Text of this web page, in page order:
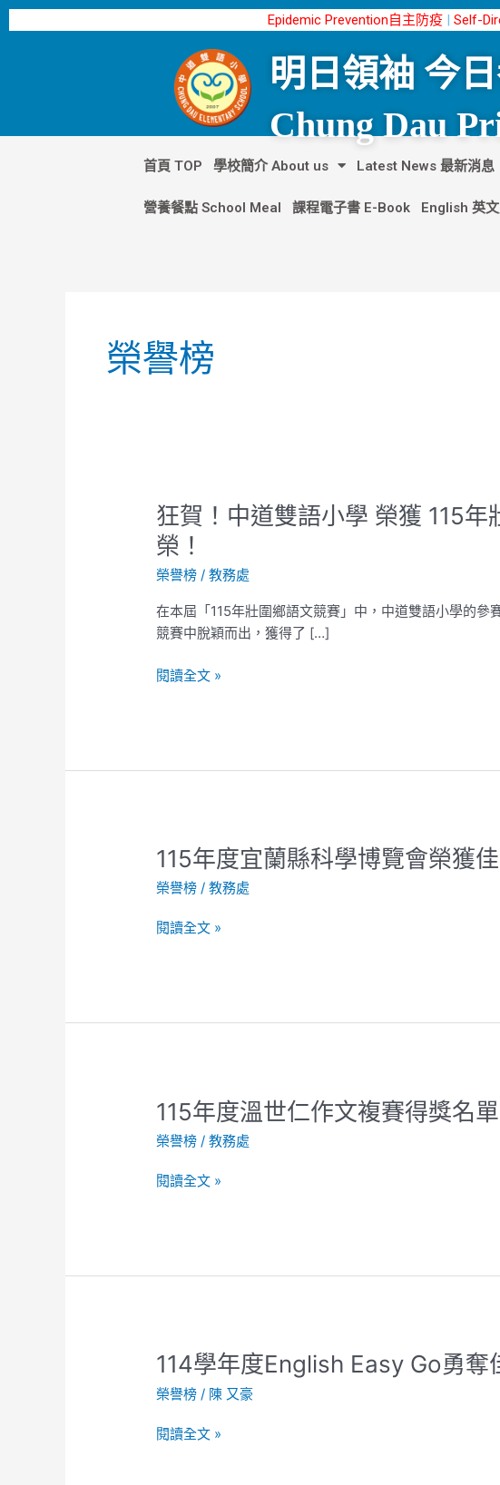
跳
至
Epidemic Prevention自主防疫 | Self-
明日領袖 今
Chung Dau
首頁 TOP 學校簡介 About us Latest News 最新消息
營養餐點 School Meal 課程電子書 E-Book English 英
榮譽榜
狂賀！中道雙語小學 榮獲 115
榮！
榮譽榜 /教務處
在本屆「115年壯圍鄉語文競賽」中，中道雙語小學的參
競賽中脫穎而出，獲得了 […]
狂
賀！
中
道
語
小
榮
壯
文
競
多
閱讀全文 »
115年度宜蘭縣科學博覽會榮獲佳
榮譽榜 /教務處
115
度
宜
蘭
博
獲
佳
閱讀全文 »
115年度溫世仁作文複賽得獎名單
榮譽榜 /教務處
115
度
溫
世
複
單
閱讀全文 »
114學年度English Easy Go勇奪
榮譽榜 / 陳 又豪
114
年
度
English
閱讀全文 »
文
章